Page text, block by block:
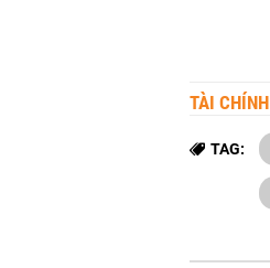
TÀI CHÍNH
TAG: